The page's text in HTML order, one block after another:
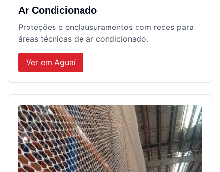
Ar Condicionado
Proteções e enclausuramentos com redes para
áreas técnicas de ar condicionado.
Ver em Aguaí